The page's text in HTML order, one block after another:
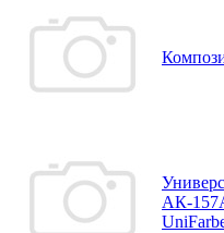
АК-